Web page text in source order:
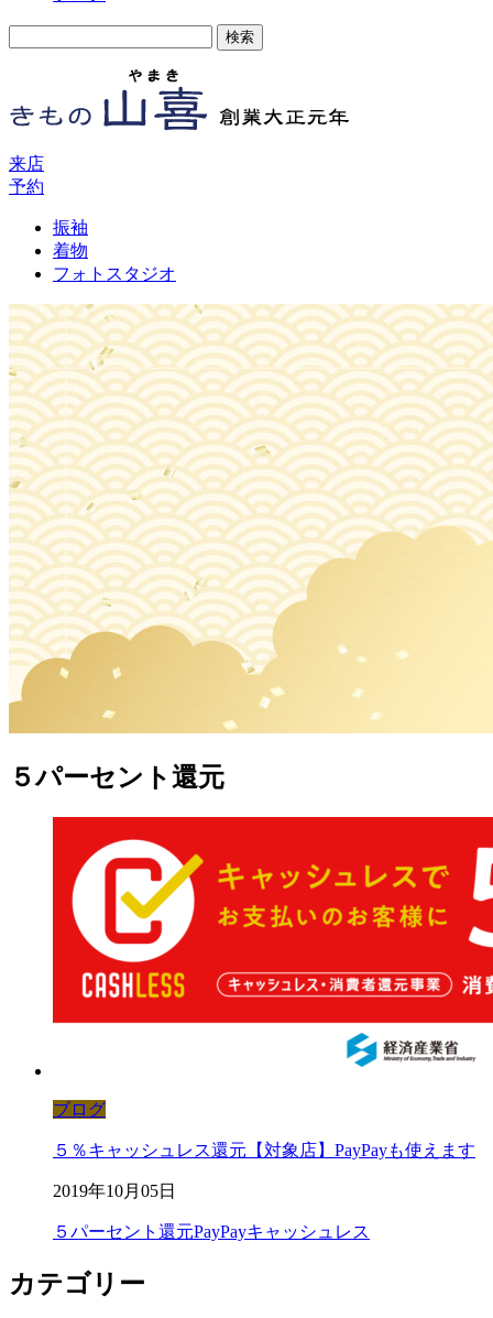
来店
予約
振袖
着物
フォトスタジオ
５パーセント還元
ブログ
５％キャッシュレス還元【対象店】PayPayも使えます
2019年10月05日
５パーセント還元PayPayキャッシュレス
カテゴリー